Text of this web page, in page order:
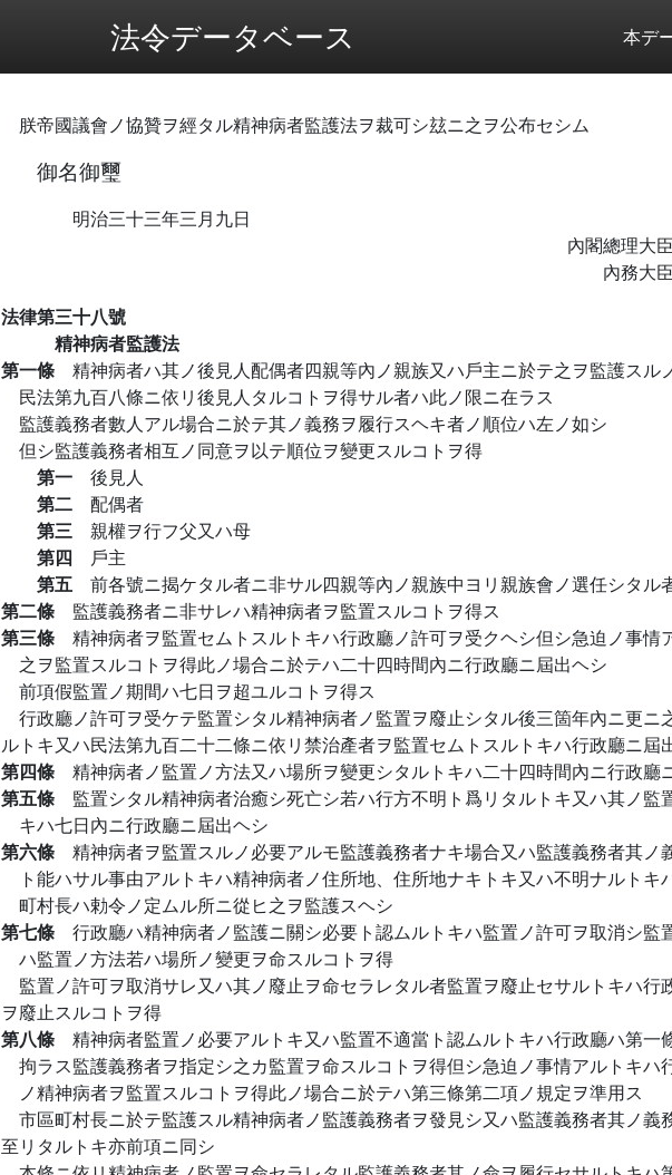
法令データベース 本デ
朕帝國議會ノ協贊ヲ經タル精神病者監護法ヲ裁可シ玆ニ之ヲ公布セシム
御名御璽
明治三十三年三月九日
內閣總理
內務大
法律第三十八號
精神病者監護法
第一條 精神病者ハ其ノ後見人配偶者四親等內ノ親族又ハ戶主ニ於テ之ヲ監護スル
民法第九百八條ニ依リ後見人タルコトヲ得サル者ハ此ノ限ニ在ラス
監護義務者數人アル場合ニ於テ其ノ義務ヲ履行スヘキ者ノ順位ハ左ノ如シ
但シ監護義務者相互ノ同意ヲ以テ順位ヲ變更スルコトヲ得
第一 後見人
第二 配偶者
第三 親權ヲ行フ父又ハ母
第四 戶主
第五 前各號ニ揭ケタル者ニ非サル四親等內ノ親族中ヨリ親族會ノ選任シタル
第二條 監護義務者ニ非サレハ精神病者ヲ監置スルコトヲ得ス
第三條 精神病者ヲ監置セムトスルトキハ行政廳ノ許可ヲ受クヘシ但シ急迫ノ事情
之ヲ監置スルコトヲ得此ノ場合ニ於テハ二十四時間內ニ行政廳ニ屆出ヘシ
前項假監置ノ期間ハ七日ヲ超ユルコトヲ得ス
行政廳ノ許可ヲ受ケテ監置シタル精神病者ノ監置ヲ廢止シタル後三箇年內ニ更ニ
ルトキ又ハ民法第九百二十二條ニ依リ禁治產者ヲ監置セムトスルトキハ行政廳ニ屆
第四條 精神病者ノ監置ノ方法又ハ場所ヲ變更シタルトキハ二十四時間內ニ行政廳
第五條 監置シタル精神病者治癒シ死亡シ若ハ行方不明ト爲リタルトキ又ハ其ノ監
キハ七日內ニ行政廳ニ屆出ヘシ
第六條 精神病者ヲ監置スルノ必要アルモ監護義務者ナキ場合又ハ監護義務者其ノ
ト能ハサル事由アルトキハ精神病者ノ住所地、住所地ナキトキ又ハ不明ナルトキ
町村長ハ勅令ノ定ムル所ニ從ヒ之ヲ監護スヘシ
第七條 行政廳ハ精神病者ノ監護ニ關シ必要ト認ムルトキハ監置ノ許可ヲ取消シ監
ハ監置ノ方法若ハ場所ノ變更ヲ命スルコトヲ得
監置ノ許可ヲ取消サレ又ハ其ノ廢止ヲ命セラレタル者監置ヲ廢止セサルトキハ行
ヲ廢止スルコトヲ得
第八條 精神病者監置ノ必要アルトキ又ハ監置不適當ト認ムルトキハ行政廳ハ第一
拘ラス監護義務者ヲ指定シ之カ監置ヲ命スルコトヲ得但シ急迫ノ事情アルトキハ
ノ精神病者ヲ監置スルコトヲ得此ノ場合ニ於テハ第三條第二項ノ規定ヲ準用ス
市區町村長ニ於テ監護スル精神病者ノ監護義務者ヲ發見シ又ハ監護義務者其ノ義
至リタルトキ亦前項ニ同シ